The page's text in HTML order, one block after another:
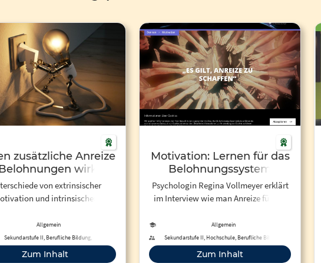
zusätzliche Anreize
wirklich
Sollte eine
selbst nicht
sie von sich aus
motiviert?
von extrinsischer
und intrinsischer
Motivation von Verhalten
Effekt extrinsischer
Belohnung
Allgemein
Sekundarstufe II, Berufliche Bildung,
Erwachsenenbildung
Zum Inhalt
Motivation: Lernen für das
Belohnungssystem
Psychologin Regina Vollmeyer erklärt
im Interview wie man Anreize für das
Beispiel beim Lernen. Mehr zu
Motivation:
Allgemein
Sekundarstufe II, Hochschule, Berufliche Bildung
Zum Inhalt